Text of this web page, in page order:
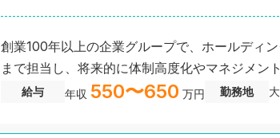
創業100年以上の企業グループで、ホールディ
まで担当し、将来的に体制高度化やマネジメン
給与 年収 550〜650 万円 勤務地